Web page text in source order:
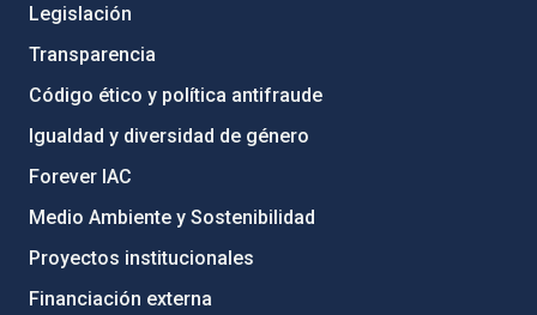
Legislación
Transparencia
Código ético y política antifraude
Igualdad y diversidad de género
Forever IAC
Medio Ambiente y Sostenibilidad
Proyectos institucionales
Financiación externa